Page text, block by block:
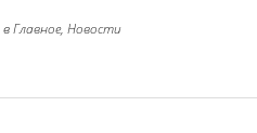
вГлавное, Новости